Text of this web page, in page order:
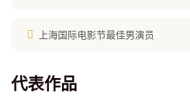
上海国际电影节最佳男演员
代表作品